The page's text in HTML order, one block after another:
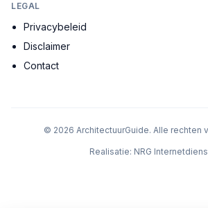
LEGAL
Privacybeleid
Disclaimer
Contact
© 2026 ArchitectuurGuide. Alle rechten
Realisatie: NRG